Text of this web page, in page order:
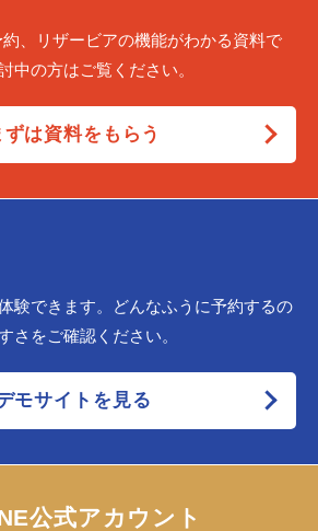
、リザービアの機能がわかる資料で
中の方はご覧ください。
ずは資料をもらう
験できます。どんなふうに予約するの
さをご確認ください。
モサイトを見る
公式アカウント